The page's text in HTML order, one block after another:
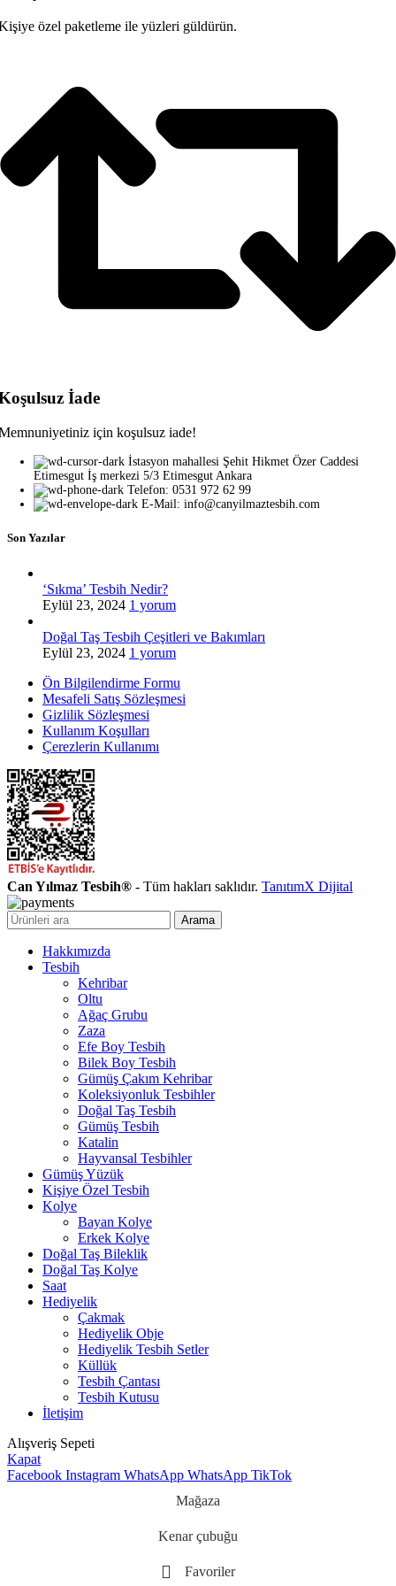
özel paketleme ile yüzleri güldürün.
İade
için koşulsuz iade!
İstasyon mahallesi Şehit Hikmet Özer Caddesi
Etimesgut İş merkezi 5/3 Etimesgut Ankara
Telefon: 0531 972 62 99
E-Mail: info@canyilmaztesbih.com
Son Yazılar
‘Sıkma’ Tesbih Nedir?
Eylül 23, 2024 1 yorum
Doğal Taş Tesbih Çeşitleri ve Bakımları
Eylül 23, 2024 1 yorum
Ön Bilgilendirme Formu
Mesafeli Satış Sözleşmesi
Gizlilik Sözleşmesi
Kullanım Koşulları
Çerezlerin Kullanımı
Can Yılmaz Tesbih® - Tüm hakları saklıdır. TanıtımX Dijital
Arama
Hakkımızda
Tesbih
Kehribar
Oltu
Ağaç Grubu
Zaza
Efe Boy Tesbih
Bilek Boy Tesbih
Gümüş Çakım Kehribar
Koleksiyonluk Tesbihler
Doğal Taş Tesbih
Gümüş Tesbih
Katalin
Hayvansal Tesbihler
Gümüş Yüzük
Kişiye Özel Tesbih
Kolye
Bayan Kolye
Erkek Kolye
Doğal Taş Bileklik
Doğal Taş Kolye
Saat
Hediyelik
Çakmak
Hediyelik Obje
Hediyelik Tesbih Setler
Küllük
Tesbih Çantası
Tesbih Kutusu
İletişim
Alışveriş Sepeti
Kapat
Facebook Instagram WhatsApp WhatsApp TikTok
Mağaza
Kenar çubuğu
Favoriler